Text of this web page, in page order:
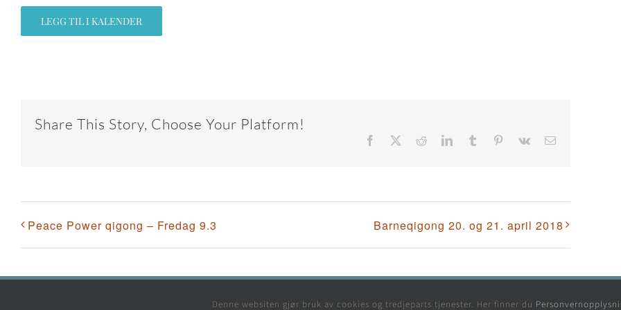
LEGG TIL I KALENDER
Share This Story, Choose Your Platform!
Facebook Reddit LinkedIn
TumblrPinterest
Vk
Peace Power qigong – Fredag 9.3 Barneqigong 20. og 21. april 2018
© - Varden Spesialistsenter 2025 - Design & Web:
Denne websiten gjør bruk av cookies og tredjeparts tjenester. Her finner du